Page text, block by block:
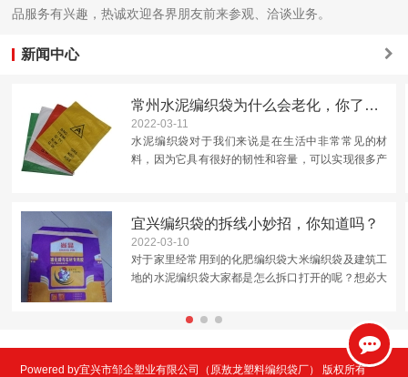
品服务有兴趣，热诚欢迎各界朋友前来参观、洽谈业务。
新闻中心
常州水泥编织袋为什么会老化，你了解吗？
2022-03-11
水泥编织袋对于我们来说是在生活中非常常见的材
料，因为它具有很好的韧性和容量，可以实现很多产
中存在碳原子，是容...
宜兴编织袋的拆线小妙招，你知道吗？
2022-03-10
对于家里经常用到的化肥编织袋大米编织袋及建筑工
地的水泥编织袋大家都是怎么拆口打开的呢？想必大
的优点就是简单快捷但是后面再用时候就未免有些不
Powered by宜兴市邹企塑业有限公司（原敖龙塑料编织袋厂） 版权所有